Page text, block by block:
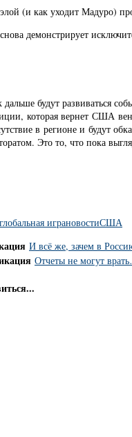
(и как уходит Мадуро)
демонстрирует
будут развиваться
которая вернет США
в регионе и будут
Это то, что пока
глобальная играновостиСША
И всё же, зачем в
Отчеты не могут